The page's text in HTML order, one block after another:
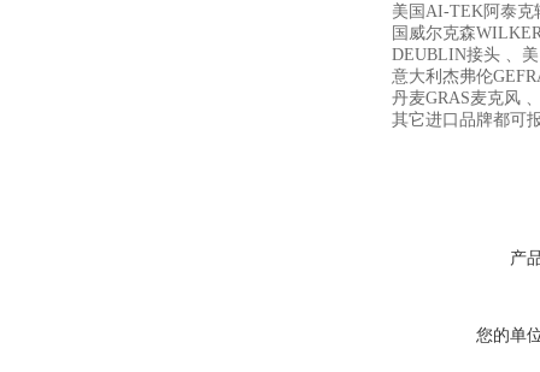
美国AI-TEK阿泰克
国威尔克森
DEUBLIN接头 、美
意大利杰弗伦
丹麦GRAS麦克风
其它进口品牌都可
产
您的单